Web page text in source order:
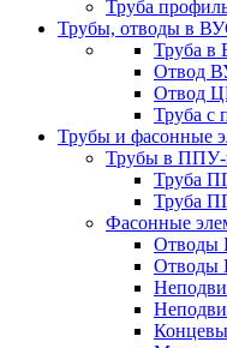
Труба
Трубы, отводы в
Труба в
Отвод
Отвод
Труба с
Трубы и фасонные
Трубы в ППУ-
Труба
Труба
Фасонные